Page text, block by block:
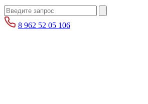
8 962 52 05 106